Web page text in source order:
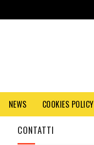
NEWS COOKIES POLICY
CONTATTI